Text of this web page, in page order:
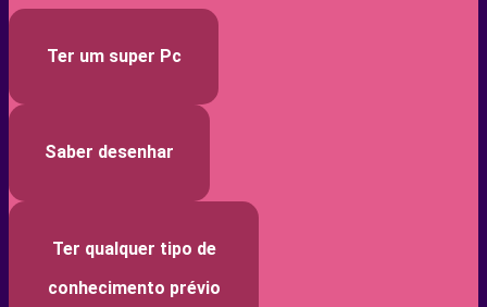
Ter um super Pc
Saber desenhar
Ter qualquer tipo de
conhecimento prévio